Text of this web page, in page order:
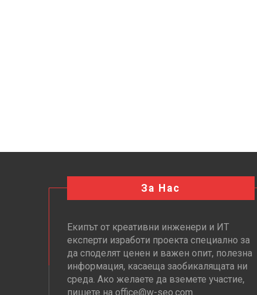
За Нас
Екипът от креативни инженери и ИТ
експерти изработи проекта специално за
да споделят ценен и важен опит, полезна
информация, касаеща заобикалящата ни
среда. Ако желаете да вземете участие,
пишете на office@w-seo.com.